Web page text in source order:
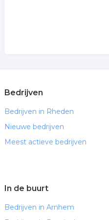
Bedrijven
Bedrijven in Rheden
Nieuwe bedrijven
Meest actieve bedrijven
In de buurt
Bedrijven in Arnhem